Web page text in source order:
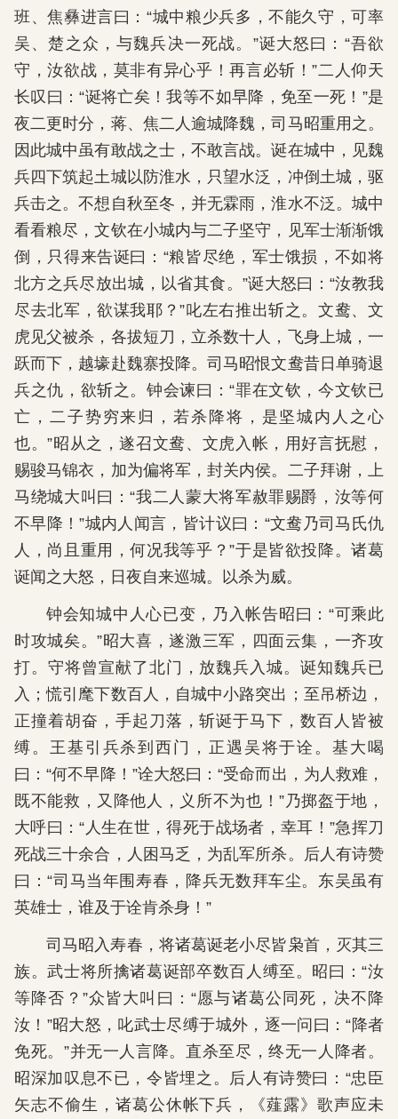
班、焦彝进言曰：“城中粮少兵多，不能久守，可率
吴、楚之众，与魏兵决一死战。”诞大怒曰：“吾欲
守，汝欲战，莫非有异心乎！再言必斩！”二人仰天
长叹曰：“诞将亡矣！我等不如早降，免至一死！”是
夜二更时分，蒋、焦二人逾城降魏，司马昭重用之。
因此城中虽有敢战之士，不敢言战。诞在城中，见魏
兵四下筑起土城以防淮水，只望水泛，冲倒土城，驱
兵击之。不想自秋至冬，并无霖雨，淮水不泛。城中
看看粮尽，文钦在小城内与二子坚守，见军士渐渐饿
倒，只得来告诞曰：“粮皆尽绝，军士饿损，不如将
北方之兵尽放出城，以省其食。”诞大怒曰：“汝教我
尽去北军，欲谋我耶？”叱左右推出斩之。文鸯、文
虎见父被杀，各拔短刀，立杀数十人，飞身上城，一
跃而下，越壕赴魏寨投降。司马昭恨文鸯昔日单骑退
兵之仇，欲斩之。钟会谏曰：“罪在文钦，今文钦已
亡，二子势穷来归，若杀降将，是坚城内人之心
也。”昭从之，遂召文鸯、文虎入帐，用好言抚慰，
赐骏马锦衣，加为偏将军，封关内侯。二子拜谢，上
马绕城大叫曰：“我二人蒙大将军赦罪赐爵，汝等何
不早降！”城内人闻言，皆计议曰：“文鸯乃司马氏仇
人，尚且重用，何况我等乎？”于是皆欲投降。诸葛
诞闻之大怒，日夜自来巡城。以杀为威。
钟会知城中人心已变，乃入帐告昭曰：“可乘此
时攻城矣。”昭大喜，遂激三军，四面云集，一齐攻
打。守将曾宣献了北门，放魏兵入城。诞知魏兵已
入；慌引麾下数百人，自城中小路突出；至吊桥边，
正撞着胡奋，手起刀落，斩诞于马下，数百人皆被
缚。王基引兵杀到西门，正遇吴将于诠。基大喝
曰：“何不早降！”诠大怒曰：“受命而出，为人救难，
既不能救，又降他人，义所不为也！”乃掷盔于地，
大呼曰：“人生在世，得死于战场者，幸耳！”急挥刀
死战三十余合，人困马乏，为乱军所杀。后人有诗赞
曰：“司马当年围寿春，降兵无数拜车尘。东吴虽有
英雄士，谁及于诠肯杀身！”
司马昭入寿春，将诸葛诞老小尽皆枭首，灭其三
族。武士将所擒诸葛诞部卒数百人缚至。昭曰：“汝
等降否？”众皆大叫曰：“愿与诸葛公同死，决不降
汝！”昭大怒，叱武士尽缚于城外，逐一问曰：“降者
免死。”并无一人言降。直杀至尽，终无一人降者。
昭深加叹息不已，令皆埋之。后人有诗赞曰：“忠臣
矢志不偷生，诸葛公休帐下兵，《薤露》歌声应未